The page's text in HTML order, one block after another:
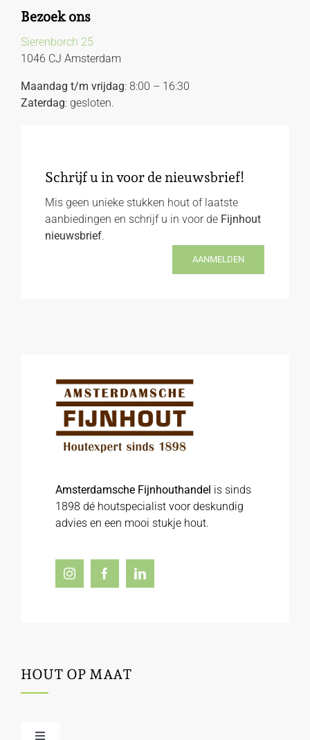
Bezoek ons
Sierenborch 25
1046 CJ Amsterdam
Maandag t/m vrijdag: 8:00 – 16:30
Zaterdag: gesloten.
Schrijf u in voor de nieuwsbrief!
Mis geen unieke stukken hout of laatste
aanbiedingen en schrijf u in voor de Fijnhout
nieuwsbrief.
AANMELDEN
Amsterdamsche Fijnhouthandel is sinds
1898 dé houtspecialist voor deskundig
advies en een mooi stukje hout.
HOUT OP MAAT